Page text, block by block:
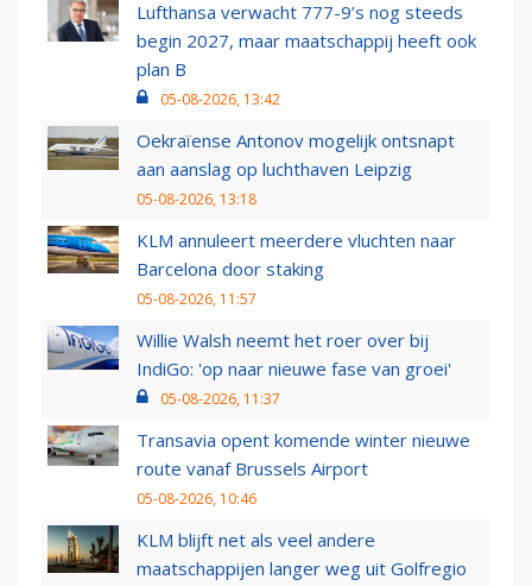
Lufthansa verwacht 777-9’s nog steeds
begin 2027, maar maatschappij heeft ook
plan B
05-08-2026, 13:42
Oekraïense Antonov mogelijk ontsnapt
aan aanslag op luchthaven Leipzig
05-08-2026, 13:18
KLM annuleert meerdere vluchten naar
Barcelona door staking
05-08-2026, 11:57
Willie Walsh neemt het roer over bij
IndiGo: 'op naar nieuwe fase van groei'
05-08-2026, 11:37
Transavia opent komende winter nieuwe
route vanaf Brussels Airport
05-08-2026, 10:46
KLM blijft net als veel andere
maatschappijen langer weg uit Golfregio